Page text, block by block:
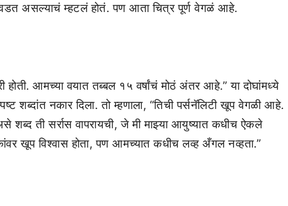
असल्याचं म्हटलं होतं. पण आता चित्र पूर्ण वेगळं आहे.
होती. आमच्या वयात तब्बल १५ वर्षांचं मोठं अंतर आहे.” या दोघांमध्ये
शब्दांत नकार दिला. तो म्हणाला, “तिची पर्सनॅलिटी खूप वेगळी आहे.
शब्द ती सर्रास वापरायची, जे मी माझ्या आयुष्यात कधीच ऐकले
खूप विश्वास होता, पण आमच्यात कधीच लव्ह अँगल नव्हता.”